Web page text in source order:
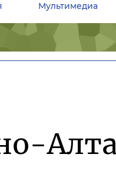
Мультимедиа